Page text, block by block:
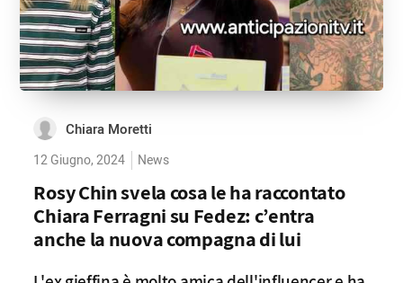
Chiara Moretti
12 Giugno, 2024 News
Rosy Chin svela cosa le ha raccontato
Chiara Ferragni su Fedez: c’entra
anche la nuova compagna di lui